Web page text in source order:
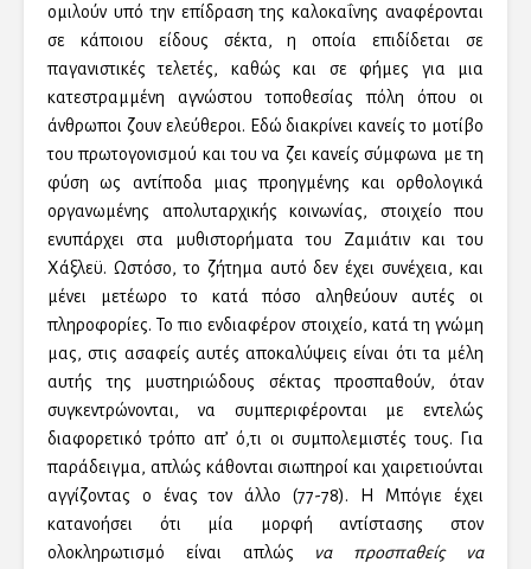
ομιλούν υπό την επίδραση της καλοκαΐνης αναφέρονται
σε κάποιου είδους σέκτα, η οποία επιδίδεται σε
παγανιστικές τελετές, καθώς και σε φήμες για μια
κατεστραμμένη αγνώστου τοποθεσίας πόλη όπου οι
άνθρωποι ζουν ελεύθεροι. Εδώ διακρίνει κανείς το μοτίβο
του πρωτογονισμού και του να ζει κανείς σύμφωνα με τη
φύση ως αντίποδα μιας προηγμένης και ορθολογικά
οργανωμένης απολυταρχικής κοινωνίας, στοιχείο που
ενυπάρχει στα μυθιστορήματα του Ζαμιάτιν και του
Χάξλεϋ. Ωστόσο, το ζήτημα αυτό δεν έχει συνέχεια, και
μένει μετέωρο το κατά πόσο αληθεύουν αυτές οι
πληροφορίες. Το πιο ενδιαφέρον στοιχείο, κατά τη γνώμη
μας, στις ασαφείς αυτές αποκαλύψεις είναι ότι τα μέλη
αυτής της μυστηριώδους σέκτας προσπαθούν, όταν
συγκεντρώνονται, να συμπεριφέρονται με εντελώς
διαφορετικό τρόπο απ’ ό,τι οι συμπολεμιστές τους. Για
παράδειγμα, απλώς κάθονται σιωπηροί και χαιρετιούνται
αγγίζοντας ο ένας τον άλλο (77-78). Η Μπόγιε έχει
κατανοήσει ότι μία μορφή αντίστασης στον
ολοκληρωτισμό είναι απλώς να προσπαθείς να